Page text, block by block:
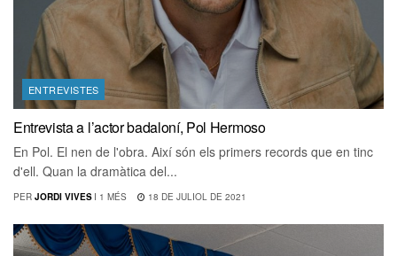
ENTREVISTES
Entrevista a l’actor badaloní, Pol Hermoso
En Pol. El nen de l'obra. Així són els primers records que en tinc
d'ell. Quan la dramàtica del...
PER JORDI VIVES I 1 MÉS 18 DE JULIOL DE 2021